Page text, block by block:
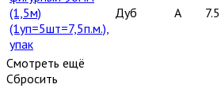
(1,5м)
(1уп=5шт=7,5п.м.),
упак
Дуб A 7.5
Смотреть ещё
Сбросить